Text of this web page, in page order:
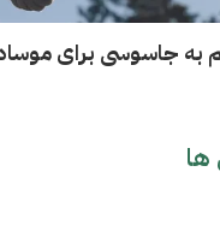
به جاسوسی برای
ها